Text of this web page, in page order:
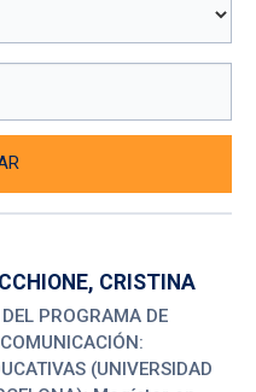
CRISTINA
PROGRAMA DE
(UNIVERSIDAD